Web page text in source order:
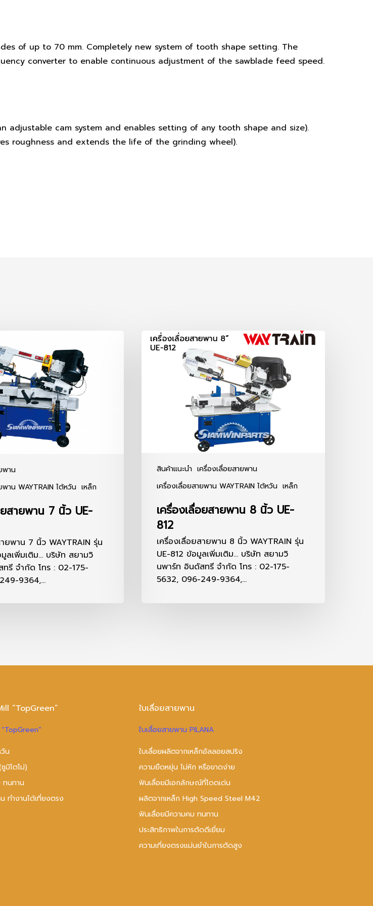
of up to 70 mm. Completely new system of tooth shape setting. The
converter to enable continuous adjustment of the sawblade feed speed.
cam system and enables setting of any tooth shape and size).
roughness and extends the life of the grinding wheel).
พาน
พาน WAYTRAIN ไต้หวัน เหล็ก
ยสายพาน 7 นิ้ว UE-
ยพาน 7 นิ้ว WAYTRAIN รุ่น
ลเพิ่มเติม... บริษัท สยามวิ
รี จำกัด โทร : 02-175-
9364,…
สินค้าแนะนำ เครื่องเลื่อยสายพาน
เครื่องเลื่อยสายพาน WAYTRAIN ไต้หวัน เหล็ก
เครื่อง
เลื่อย
เครื่องเลื่อยสายพาน 8 นิ้ว UE-
812
เครื่องเลื่อยสายพาน 8 นิ้ว WAYTRAIN รุ่น
UE-812 ข้อมูลเพิ่มเติม... บริษัท สยามวิ
นพาร์ท อินดัสทรี จำกัด โทร : 02-175-
5632, 096-249-9364,…
“TopGreen”
น
มิโตโม่)
นทาน
ทำงานได้เที่ยงตรง
ใบเลื่อยสายพาน
ใบเลื่อยสายพาน PILANA
ใบเลื่อยผลิตจากเหล็กอัลลอยสปริง
ความยืดหยุ่น ไม่หัก หรือขาดง่าย
ฟันเลื่อยมีเอกลักษณ์ที่โดดเด่น
ผลิตจากเหล็ก High Speed Steel M42
ฟันเลื่อยมีความคม ทนทาน
ประสิทธิภาพในการตัดดีเยี่ยม
ความเที่ยงตรงแม่นยำในการตัดสูง